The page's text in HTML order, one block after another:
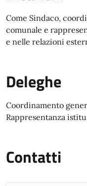
Come Sindaco,
comunale e
e nelle relazioni
Deleghe
Coordinamento
Rappresentanza
Contatti